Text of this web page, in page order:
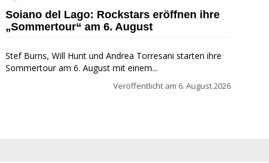
Soiano del Lago: Rockstars eröffnen ihre
„Sommertour“ am 6. August
Stef Burns, Will Hunt und Andrea Torresani starten ihre
Sommertour am 6. August mit einem...
Veröffentlicht am 6. August 2026